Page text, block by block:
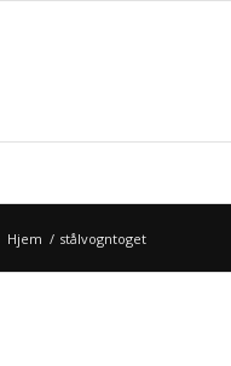
Hjem / stålvogntoget